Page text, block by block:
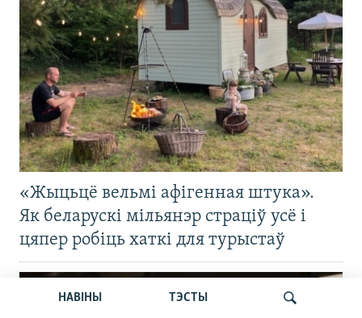
НАВІНЫ ТЭСТЫ
«Жыцьцё вельмі афігенная штука».
Як беларускі мільянэр страціў усё і
цяпер робіць хаткі для турыстаў